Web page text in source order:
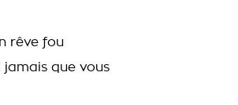
rêve fou
jamais que vous